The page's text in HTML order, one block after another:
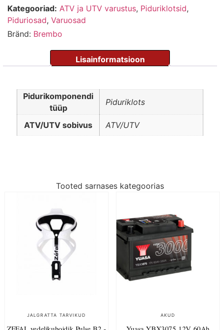
Kategooriad: ATV ja UTV varustus, Piduriklotsid,
Piduriosad, Varuosad
Bränd: Brembo
Pidurikomponendi
tüüp
Piduriklots
ATV/UTV sobivus ATV/UTV
Tooted sarnases kategoorias
JALGRATTA TARVIKUD AKUD